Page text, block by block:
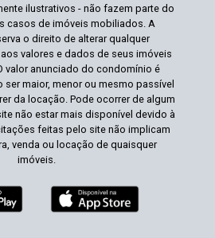
ilustrativos - não fazem parte do
casos de imóveis mobiliados. A
o direito de alterar qualquer
valores e dados de seus imóveis
valor anunciado do condomínio é
maior, menor ou mesmo passível
da locação. Pode ocorrer de algum
não estar mais disponível devido à
feitas pelo site não implicam
venda ou locação de quaisquer
imóveis.